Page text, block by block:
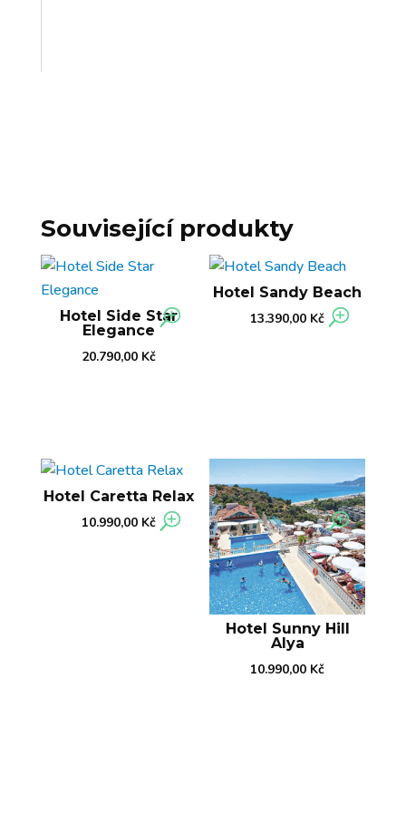
Související produkty
Hotel Side Star
Elegance
20.790,00 Kč
Hotel Sandy Beach
13.390,00 Kč
Hotel Caretta Relax
10.990,00 Kč
Hotel Sunny Hill
Alya
10.990,00 Kč